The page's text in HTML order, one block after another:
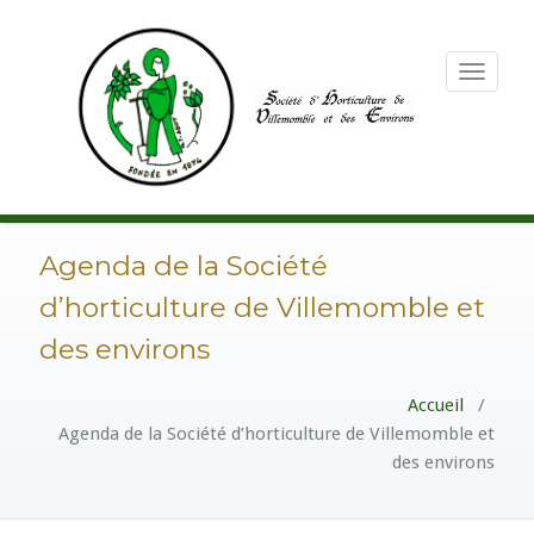
Toggle
Agenda de la Société
d’horticulture de Villemomble et
des environs
Accueil /
Agenda de la Société d’horticulture de Villemomble et
des environs